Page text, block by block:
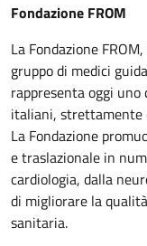
Fondazione FROM
La Fondazione
gruppo di medici
rappresenta oggi
italiani, strettamente
La Fondazione
e traslazionale in
cardiologia, dalla
di migliorare la
sanitaria.